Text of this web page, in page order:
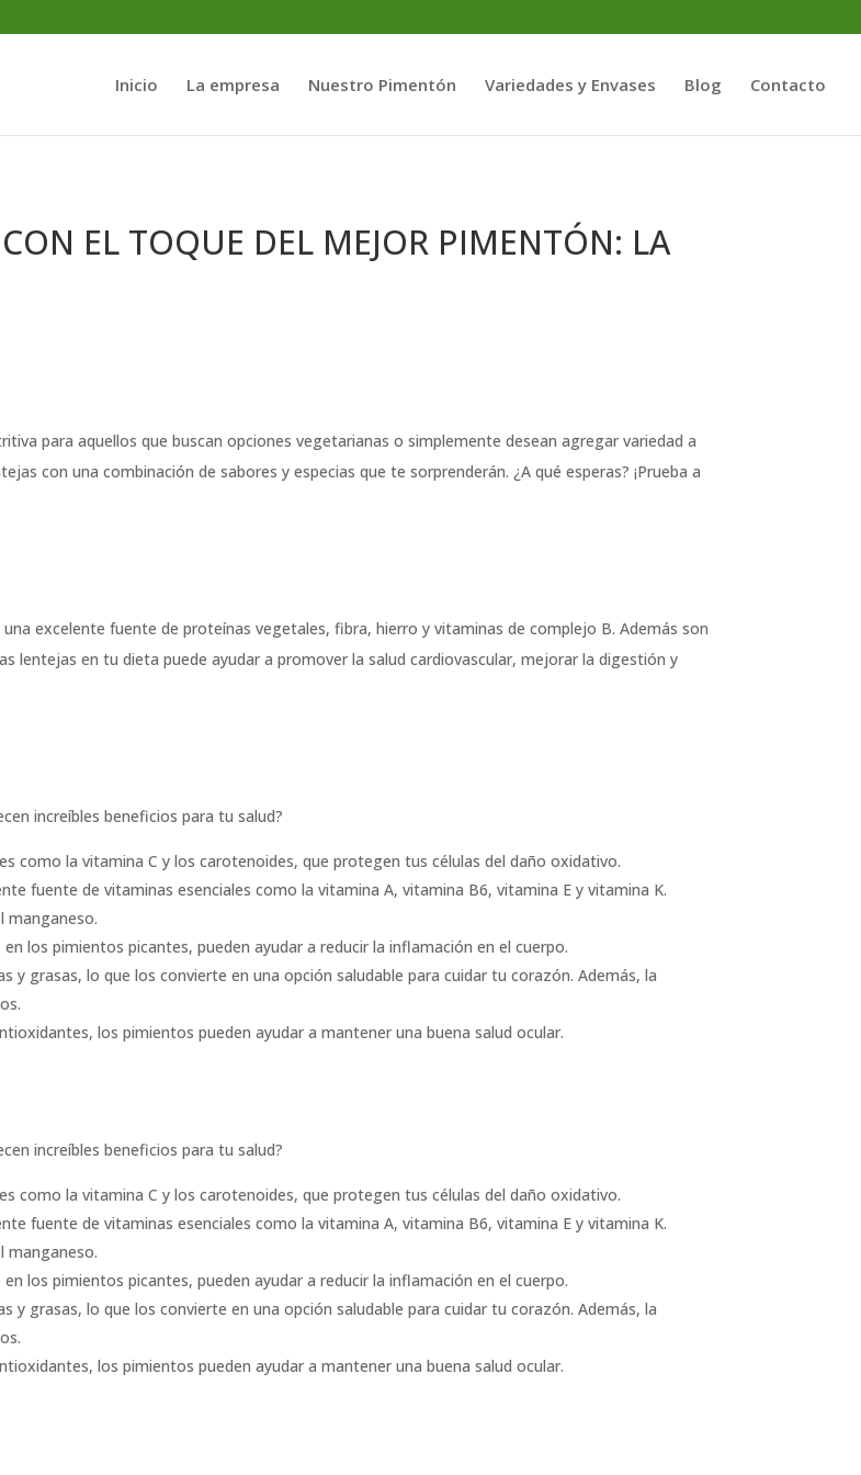
Inicio La empresa Nuestro Pimentón Variedades y Envases Blog Contacto
EL TOQUE DEL MEJOR PIMENTÓN: LA
para aquellos que buscan opciones vegetarianas o simplemente desean agregar variedad a
con una combinación de sabores y especias que te sorprenderán. ¿A qué esperas? ¡Prueba a
excelente fuente de proteínas vegetales, fibra, hierro y vitaminas de complejo B. Además son
lentejas en tu dieta puede ayudar a promover la salud cardiovascular, mejorar la digestión y
increíbles beneficios para tu salud?
como la vitamina C y los carotenoides, que protegen tus células del daño oxidativo.
fuente de vitaminas esenciales como la vitamina A, vitamina B6, vitamina E y vitamina K.
manganeso.
los pimientos picantes, pueden ayudar a reducir la inflamación en el cuerpo.
y grasas, lo que los convierte en una opción saludable para cuidar tu corazón. Además, la
los pimientos pueden ayudar a mantener una buena salud ocular.
increíbles beneficios para tu salud?
como la vitamina C y los carotenoides, que protegen tus células del daño oxidativo.
fuente de vitaminas esenciales como la vitamina A, vitamina B6, vitamina E y vitamina K.
manganeso.
los pimientos picantes, pueden ayudar a reducir la inflamación en el cuerpo.
y grasas, lo que los convierte en una opción saludable para cuidar tu corazón. Además, la
los pimientos pueden ayudar a mantener una buena salud ocular.